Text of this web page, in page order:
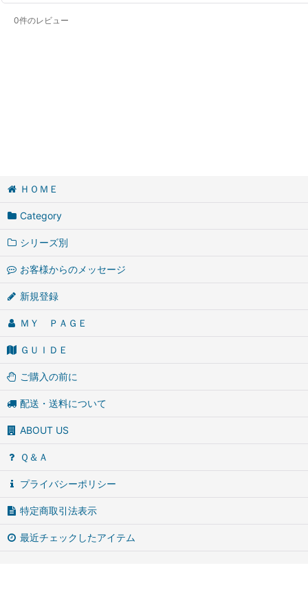
0件のレビュー
ＨＯＭＥ
Category
シリーズ別
お客様からのメッセージ
新規登録
ＭＹ ＰＡＧＥ
ＧＵＩＤＥ
ご購入の前に
配送・送料について
ABOUT US
Ｑ＆Ａ
プライバシーポリシー
特定商取引法表示
最近チェックしたアイテム